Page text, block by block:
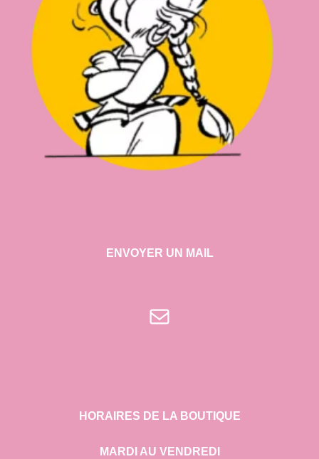
ENVOYER UN MAIL
E-mail
HORAIRES DE LA BOUTIQUE
MARDI AU VENDREDI